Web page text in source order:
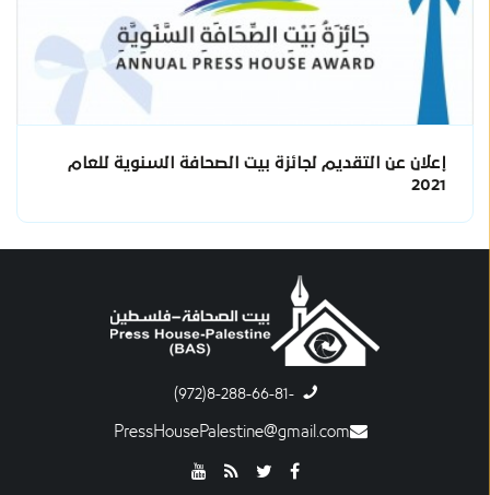
إعلان عن التقديم لجائزة بيت الصحافة السنوية للعام
2021
-8-288-66-81(972)
PressHousePalestine@gmail.com